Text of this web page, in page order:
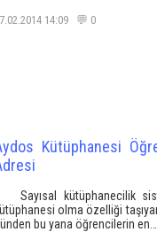
14:09 💬 0
Kütüphanesi
Sayısal kütüphanecilik
olma özelliği
bu yana öğrencilerin en…